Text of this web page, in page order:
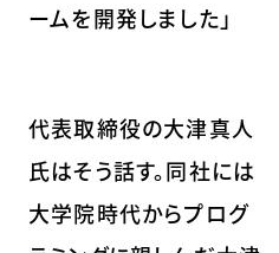
ームを開発しました」
代表取締役の大津真人
氏はそう話す。同社には
大学院時代からプログ